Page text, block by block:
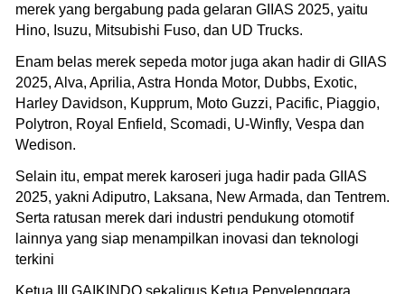
merek yang bergabung pada gelaran GIIAS 2025, yaitu
Hino, Isuzu, Mitsubishi Fuso, dan UD Trucks.
Enam belas merek sepeda motor juga akan hadir di GIIAS
2025, Alva, Aprilia, Astra Honda Motor, Dubbs, Exotic,
Harley Davidson, Kupprum, Moto Guzzi, Pacific, Piaggio,
Polytron, Royal Enfield, Scomadi, U-Winfly, Vespa dan
Wedison.
Selain itu, empat merek karoseri juga hadir pada GIIAS
2025, yakni Adiputro, Laksana, New Armada, dan Tentrem.
Serta ratusan merek dari industri pendukung otomotif
lainnya yang siap menampilkan inovasi dan teknologi
terkini
Ketua III GAIKINDO sekaligus Ketua Penyelenggara